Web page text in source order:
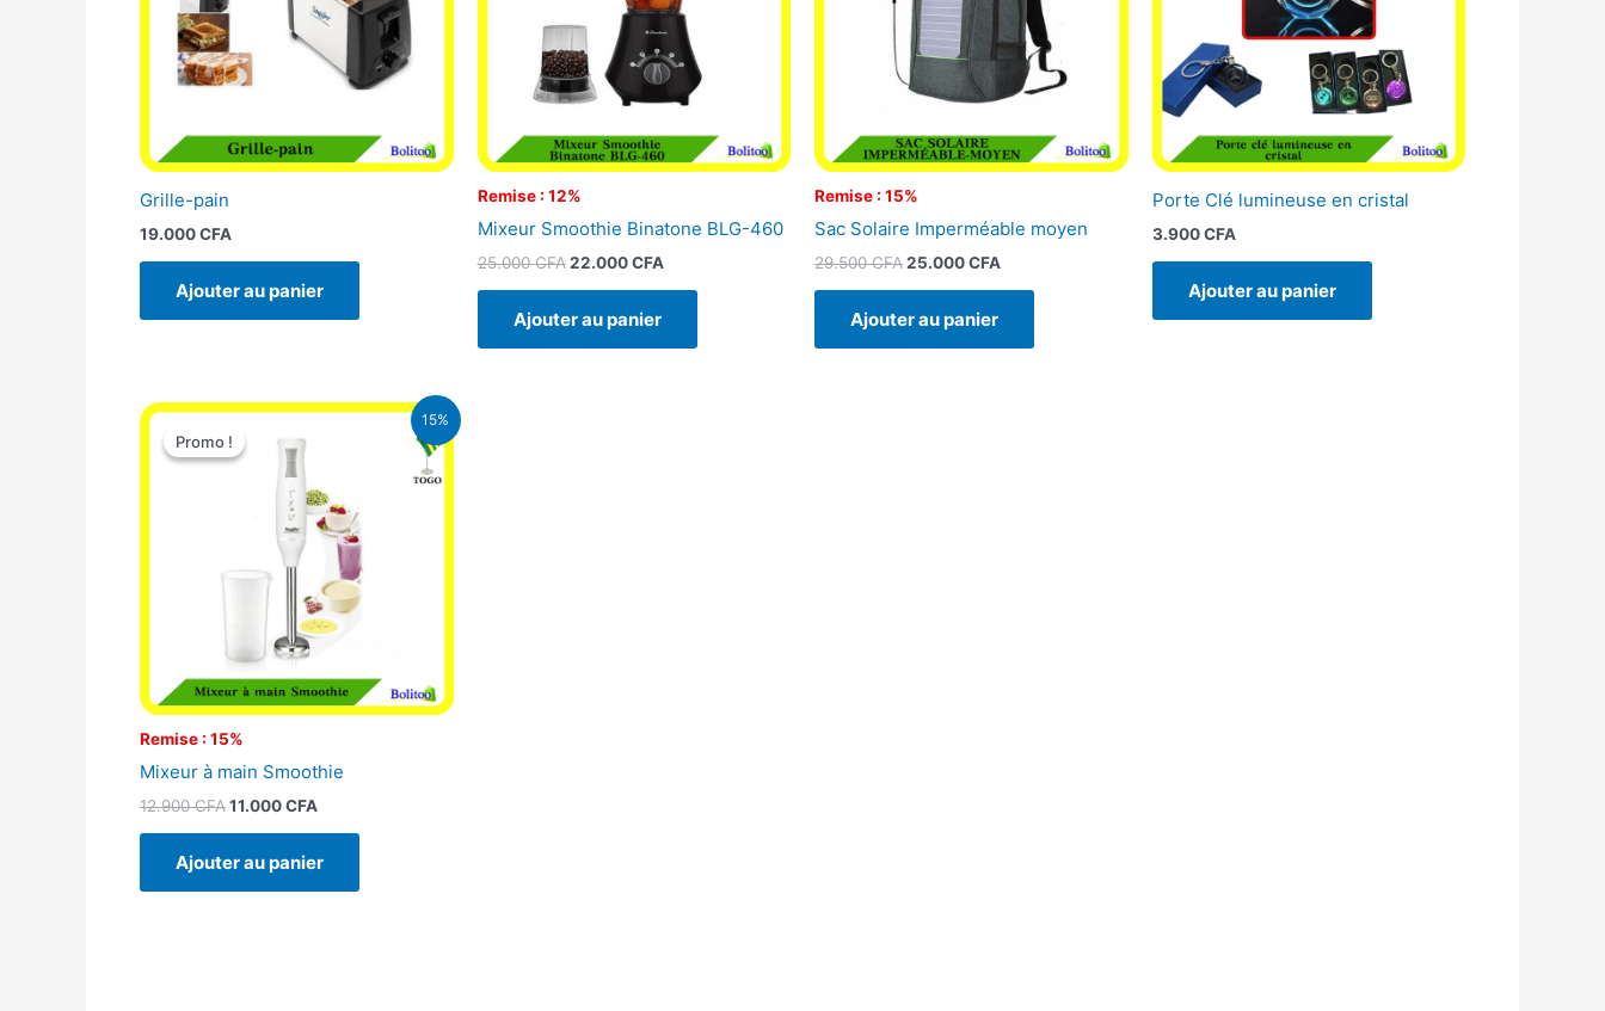
Grille-pain
19.000CFA
Ajouter au panier
Remise : 12%
Mixeur Smoothie Binatone BLG-460
25.000CFA 22.000CFA
Ajouter au panier
Remise : 15%
Sac Solaire Imperméable moyen
29.500CFA25.000CFA
Ajouter au panier
Porte Clé lumineuse en cristal
3.900CFA
Ajouter au panier
15%
Promo !
Remise : 15%
Promo !
Mixeur à main Smoothie
12.900CFA
Le
initial
12.900 CFA.
11.000CFA
Le
11.000 CFA.
Ajouter au panier